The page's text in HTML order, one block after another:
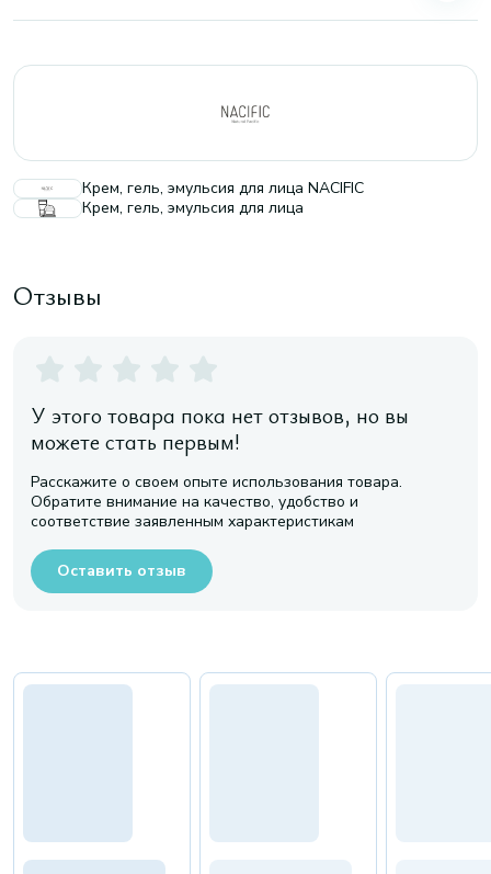
Крем, гель, эмульсия для лица NACIFIC
Крем, гель, эмульсия для лица
Отзывы
У этого товара пока нет отзывов, но вы
можете стать первым!
Расскажите о своем опыте использования товара.
Обратите внимание на качество, удобство и
соответствие заявленным характеристикам
Оставить отзыв